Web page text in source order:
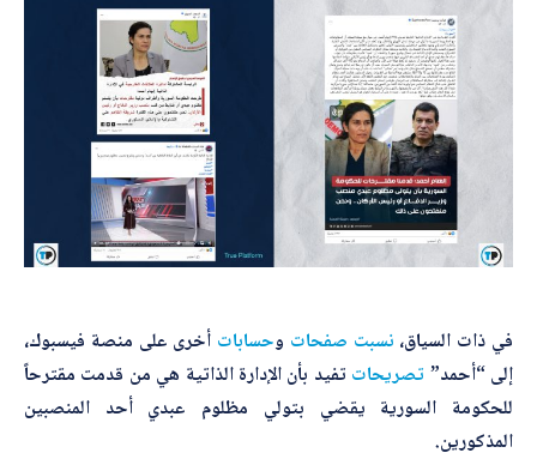
بريدك الإلكتروني*
ص
في ذات السياق، نسبت صفحات وحسابات أخرى على منصة فيسبوك،
إلى “أحمد” تصريحات تفيد بأن الإدارة الذاتية هي من قدمت مقترحاً
للحكومة السورية يقضي بتولي مظلوم عبدي أحد المنصبين
المذكورين.